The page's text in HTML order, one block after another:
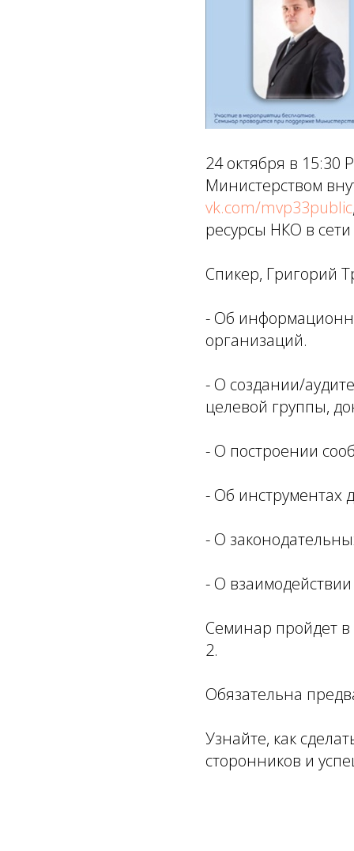
24 октября в 15:30
Министерством
vk.com/mvp33public
ресурсы НКО в
Спикер, Григорий
- Об
организаций.
- О создании/
целевой группы,
- О построении
- Об инструментах
- О
- О
Семинар пройдет
2.
Обязательна
Узнайте, как
сторонников и